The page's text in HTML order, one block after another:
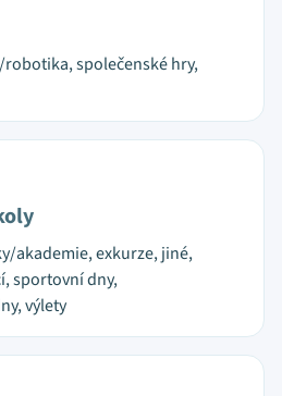
společenské hry,
akademie, exkurze, jiné,
sportovní dny,
výlety